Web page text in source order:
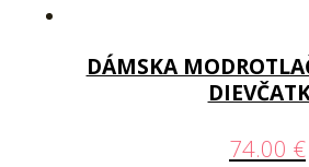
DÁMSKA
74.00 €